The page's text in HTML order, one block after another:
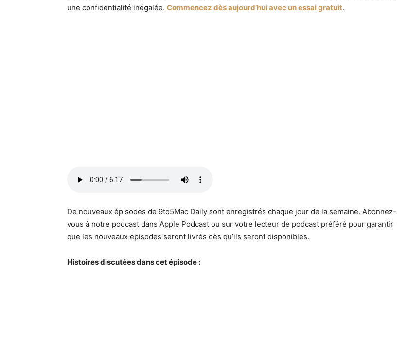
une confidentialité inégalée. Commencez dès aujourd’hui avec un essai gratuit.
De nouveaux épisodes de 9to5Mac Daily sont enregistrés chaque jour de la semaine. Abonnez-
vous à notre podcast dans Apple Podcast ou sur votre lecteur de podcast préféré pour garantir
que les nouveaux épisodes seront livrés dès qu’ils seront disponibles.
Histoires discutées dans cet épisode :